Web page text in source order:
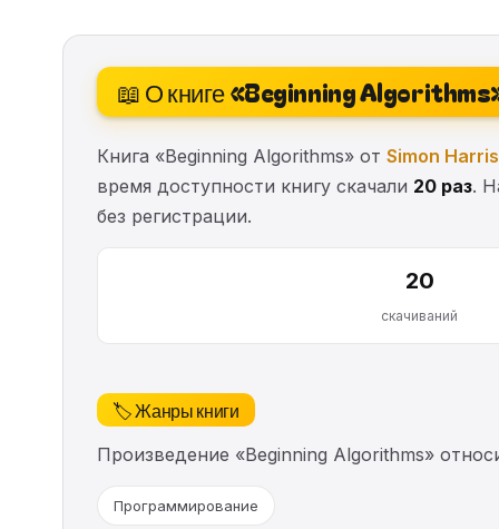
📖 О книге «Beginning
Книга «Beginning Algorithms» от Simon Harris
время доступности книгу скачали 20 раз.
без регистрации.
20
скачиваний
🏷️ Жанры книги
Произведение «Beginning Algorithms»
Программирование